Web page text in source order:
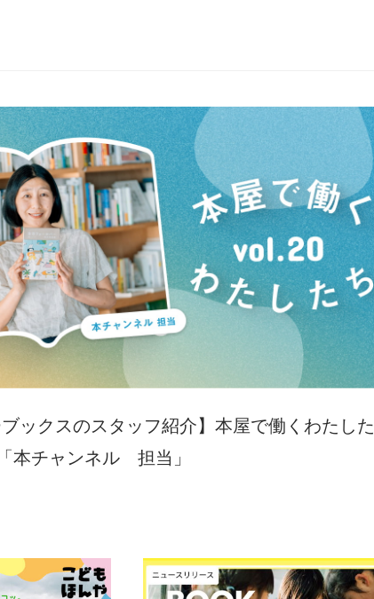
ブックスのスタッフ紹介】本屋で働くわたした
本チャンネル 担当」